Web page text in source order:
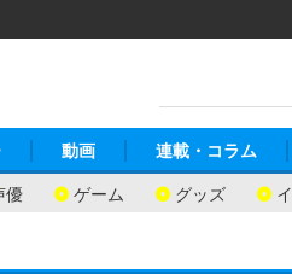
優 ゲーム グッズ
動画 連載・コラム